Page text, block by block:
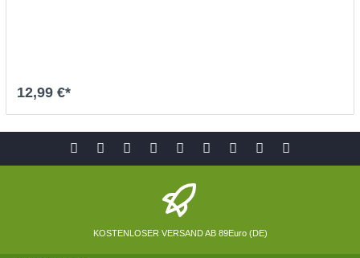
12,99 €*
KOSTENLOSER VERSAND AB 89Euro (DE)